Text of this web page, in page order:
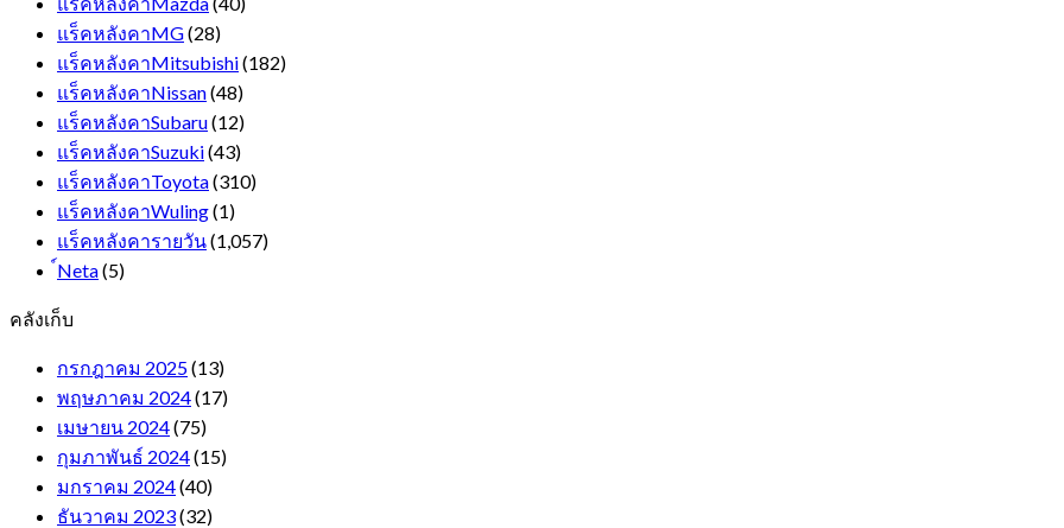
แร็คหลังคาMG(28)
แร็คหลังคาMitsubishi(182)
แร็คหลังคาNissan(48)
แร็คหลังคาSubaru(12)
แร็คหลังคาSuzuki(43)
แร็คหลังคาToyota(310)
แร็คหลังคาWuling(1)
แร็คหลังคารายวัน(1,057)
์Neta(5)
คลังเก็บ
กรกฎาคม 2025(13)
พฤษภาคม 2024(17)
เมษายน 2024(75)
กุมภาพันธ์ 2024(15)
มกราคม 2024(40)
ธันวาคม 2023(32)